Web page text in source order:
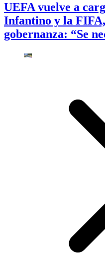
UEFA vuelve a
Infantino y la
gobernanza: “Se